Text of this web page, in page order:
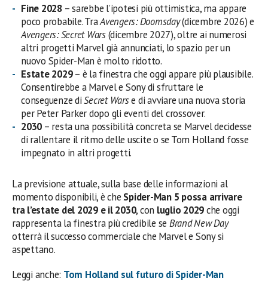
Fine 2028– sarebbe l’ipotesi più ottimistica, ma appare
poco probabile. TraAvengers: Doomsday(dicembre 2026) e
Avengers: Secret Wars(dicembre 2027), oltre ai numerosi
altri progetti Marvel già annunciati, lo spazio per un
nuovo Spider-Man è molto ridotto.
Estate 2029– è la finestra che oggi appare più plausibile.
Consentirebbe a Marvel e Sony di sfruttare le
conseguenze diSecret Warse di avviare una nuova storia
per Peter Parker dopo gli eventi del crossover.
2030 – resta una possibilità concreta se Marvel decidesse
di rallentare il ritmo delle uscite o se Tom Holland fosse
impegnato in altri progetti.
La previsione attuale, sulla base delle informazioni al
momento disponibili, è che Spider-Man 5 possa arrivare
tra l’estate del 2029 e il 2030, con luglio 2029che oggi
rappresenta la finestra più credibile se Brand New Day
otterrà il successo commerciale che Marvel e Sony si
aspettano.
Leggi anche: Tom Holland sul futuro di Spider-Man